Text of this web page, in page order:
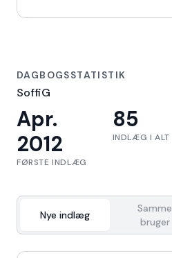
DAGBOGSSTATISTIK
SoffiG
Apr.
2012
FØRSTE INDLÆG
85
INDLÆG I ALT
Nye indlæg
Samme
bruger